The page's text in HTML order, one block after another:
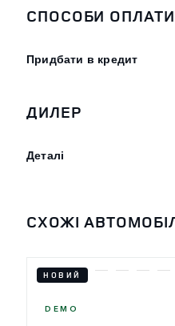
СПОСОБИ ОПЛАТИ
Придбати в кредит
ДИЛЕР
Деталі
СХОЖІ
НОВИЙ
DEMO